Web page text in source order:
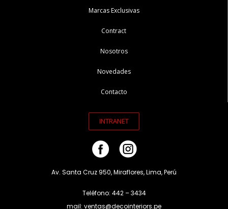
Marcas Exclusivas
Contract
Nosotros
Novedades
Contacto
INTRANET
Av. Santa Cruz 950, Miraflores, Lima, Perú
Teléfono: 442 – 3434
mail: ventas@decointeriors.pe